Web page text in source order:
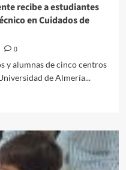
recibe a estudiantes
en Cuidados de
0
y alumnas de cinco centros
de Almería...